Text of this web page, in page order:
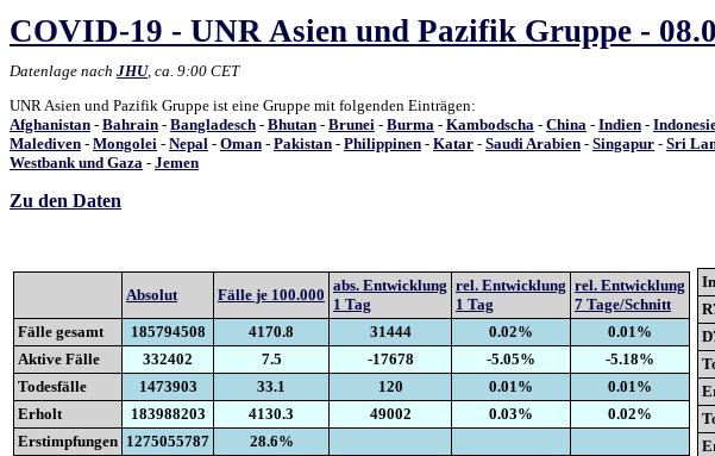
COVID-19 - UNR Asien und Pazifik Gruppe -
Datenlage nach JHU, ca. 9:00 CET
UNR Asien und Pazifik Gruppe ist eine Gruppe mit folgenden Einträgen:
Afghanistan - Bahrain - Bangladesch - Bhutan - Brunei - Burma - Kambodscha - China - Indien -
Malediven - Mongolei - Nepal - Oman - Pakistan - Philippinen - Katar - Saudi Arabien - Singapur - Sri
Westbank und Gaza - Jemen
Zu den Daten
Absolut Fälle je 100.000
abs. Entwicklung
1 Tag
rel. Entwicklung
1 Tag
rel. Entwicklung
7 Tage/Schnitt
Fälle gesamt
185794508 4170.8 31444 0.02%
0.01%
Aktive Fälle
332402 7.5 -17678 -5.05%
-5.18%
Todesfälle
1473903 33.1 120 0.01%
0.01%
Erholt
183988203 4130.3 49002 0.03%
0.02%
Erstimpfungen 1275055787 28.6%